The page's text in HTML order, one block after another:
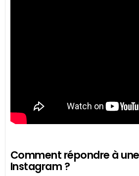
Comment répondre à
Instagram ?